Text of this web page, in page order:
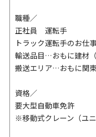
職種／
正社員 運転手
トラック運転手のお仕事
輸送品目…おもに建材
搬送エリア…おもに関
資格／
要大型自動車免許
※移動式クレーン（ユ